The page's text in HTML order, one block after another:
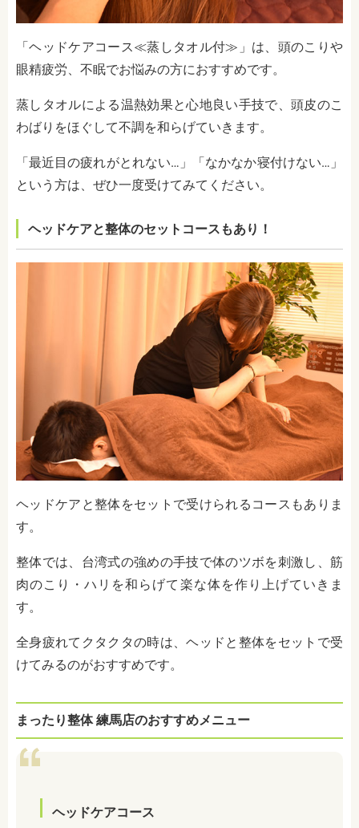
「ヘッドケアコース≪蒸しタオル付≫」は、頭のこりや
眼精疲労、不眠でお悩みの方におすすめです。
蒸しタオルによる温熱効果と心地良い手技で、頭皮のこ
わばりをほぐして不調を和らげていきます。
「最近目の疲れがとれない…」「なかなか寝付けない…」
という方は、ぜひ一度受けてみてください。
ヘッドケアと整体のセットコースもあり！
ヘッドケアと整体をセットで受けられるコースもありま
す。
整体では、台湾式の強めの手技で体のツボを刺激し、筋
肉のこり・ハリを和らげて楽な体を作り上げていきま
す。
全身疲れてクタクタの時は、ヘッドと整体をセットで受
けてみるのがおすすめです。
まったり整体 練馬店のおすすめメニュー
ヘッドケアコース